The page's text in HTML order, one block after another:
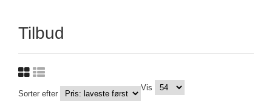
Tilbud
Sorter efter
Vis